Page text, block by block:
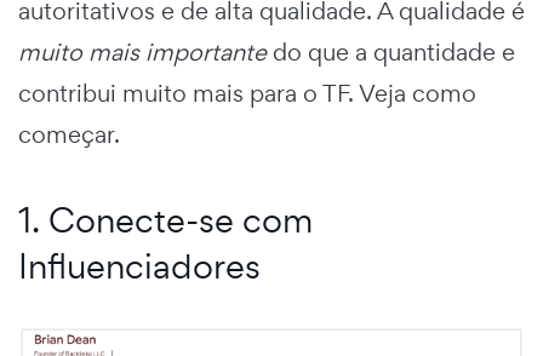
autoritativos e de alta qualidade. A qualidade é
muito mais importantedo que a quantidade e
contribui muito mais para o TF. Veja como
começar.
1. Conecte-se com
Influenciadores